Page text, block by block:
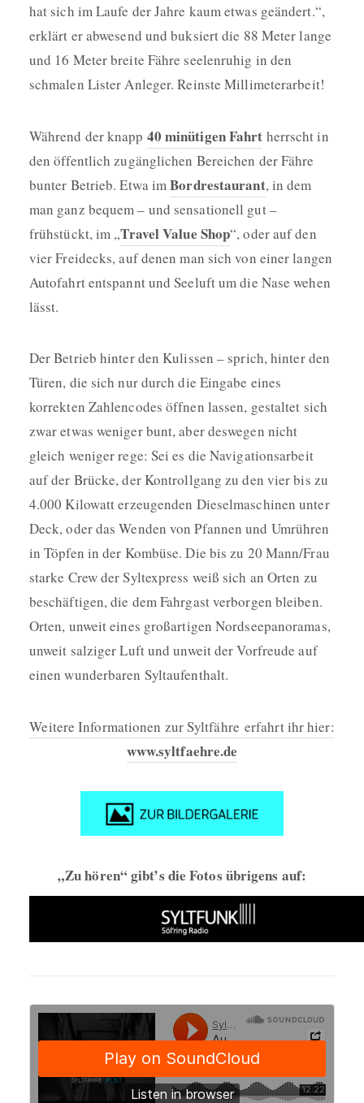
hat sich im Laufe der Jahre kaum etwas geändert.“,
erklärt er abwesend und buksiert die 88 Meter lange
und 16 Meter breite Fähre seelenruhig in den
schmalen Lister Anleger. Reinste Millimeterarbeit!
Während der knapp 40 minütigen Fahrt herrscht in
den öffentlich zugänglichen Bereichen der Fähre
bunter Betrieb. Etwa imBordrestaurant, in dem
man ganz bequem – und sensationell gut –
frühstückt, im „Travel Value Shop“, oder auf den
vier Freidecks, auf denen man sich von einer langen
Autofahrt entspannt und Seeluft um die Nase wehen
lässt.
Der Betrieb hinter den Kulissen – sprich, hinter den
Türen, die sich nur durch die Eingabe eines
korrekten Zahlencodes öffnen lassen, gestaltet sich
zwar etwas weniger bunt, aber deswegen nicht
gleich weniger rege: Sei es die Navigationsarbeit
auf der Brücke, der Kontrollgang zu den vier bis zu
4.000 Kilowatt erzeugenden Dieselmaschinen unter
Deck, oder das Wenden von Pfannen und Umrühren
in Töpfen in der Kombüse. Die bis zu 20 Mann/Frau
starke Crew der Syltexpress weiß sich an Orten zu
beschäftigen, die dem Fahrgast verborgen bleiben.
Orten, unweit eines großartigen Nordseepanoramas,
unweit salziger Luft und unweit der Vorfreude auf
einen wunderbaren Syltaufenthalt.
Weitere Informationen zur Syltfähre erfahrt ihr hier:
www.syltfaehre.de
„Zu hören“ gibt’s die Fotos übrigens auf: